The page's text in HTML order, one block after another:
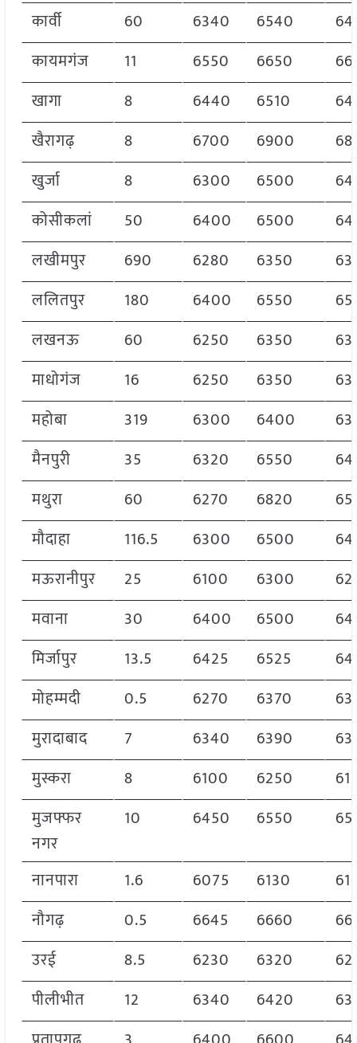
कार्वी 60 6340 6540
कायमगंज
11 6550 6650
खागा
8 6440 6510
खैरागढ़
8 6700 6900
खुर्जा
8 6300 6500
कोसीकलां
50 6400 6500
लखीमपुर
690 6280 6350
ललितपुर
180 6400 6550
लखनऊ
60 6250 6350
माधोगंज
16 6250 6350
महोबा
319 6300 6400
मैनपुरी
35 6320 6550
मथुरा
60 6270 6820
मौदाहा
116.5 6300 6500
मऊरानीपुर
25 6100 6300
मवाना
30 6400 6500
मिर्जापुर
13.5 6425 6525
मोहम्मदी
0.5 6270 6370
मुरादाबाद
7 6340 6390
मुस्करा
8 6100 6250
मुजफ्फर
नगर
10 6450 6550
नानपारा 1.6 6075 6130
नौगढ़
0.5 6645 6660
उरई
8.5 6230 6320
पीलीभीत
12 6340 6420